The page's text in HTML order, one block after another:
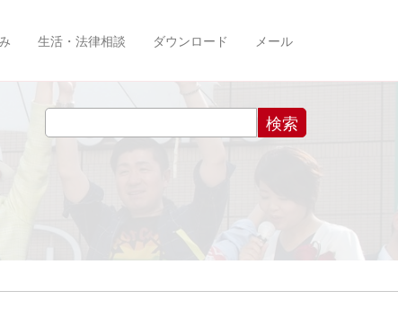
生活・法律相談 ダウンロード メール